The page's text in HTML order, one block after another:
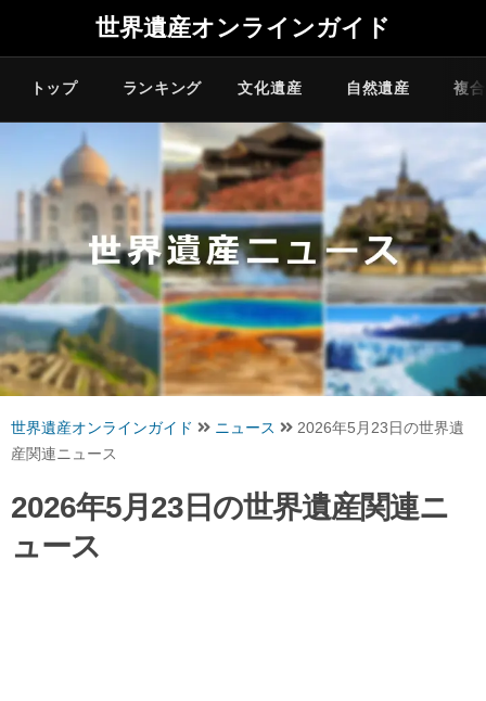
世界遺産オンラインガイド
トップ ランキング 文化遺産 自然遺産 複
世界遺産オンラインガイド ニュース
2026年5月23日の世界遺
産関連ニュース
2026年5月23日の世界遺産関連ニ
ュース